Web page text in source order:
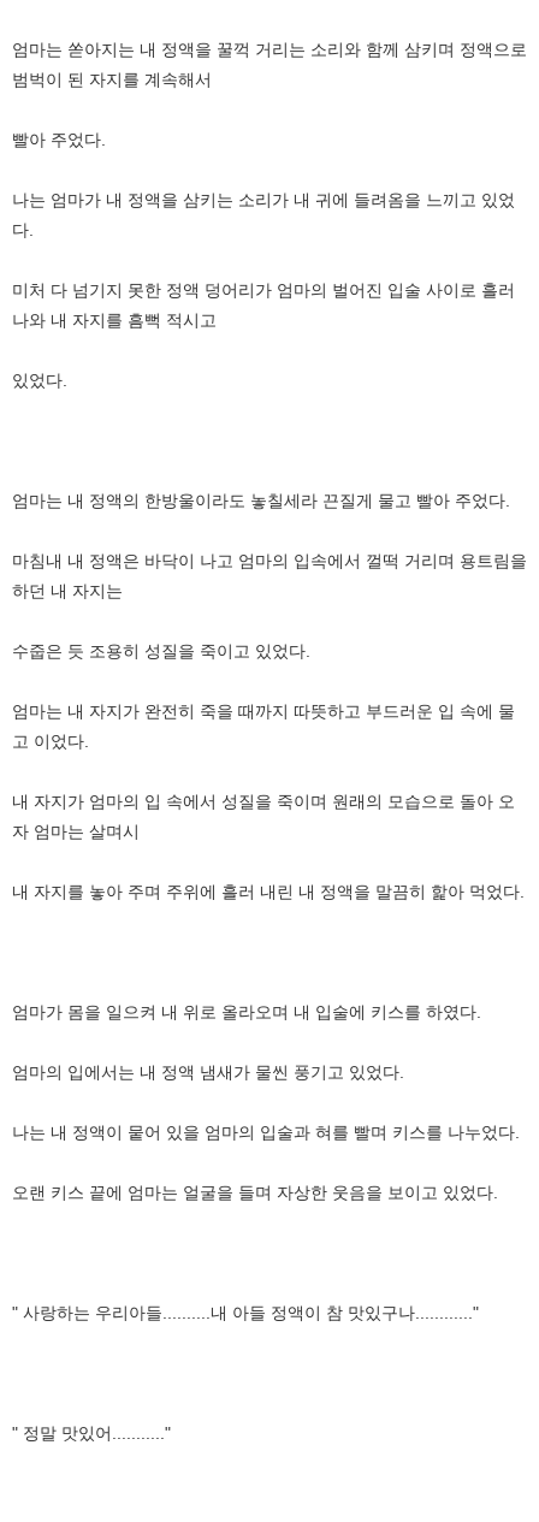
엄마는 쏟아지는 내 정액을 꿀꺽 거리는 소리와 함께 삼키며 정액으로
범벅이 된 자지를 계속해서
빨아 주었다.
나는 엄마가 내 정액을 삼키는 소리가 내 귀에 들려옴을 느끼고 있었
다.
미처 다 넘기지 못한 정액 덩어리가 엄마의 벌어진 입술 사이로 흘러
나와 내 자지를 흠뻑 적시고
있었다.
엄마는 내 정액의 한방울이라도 놓칠세라 끈질게 물고 빨아 주었다.
마침내 내 정액은 바닥이 나고 엄마의 입속에서 껄떡 거리며 용트림을
하던 내 자지는
수줍은 듯 조용히 성질을 죽이고 있었다.
엄마는 내 자지가 완전히 죽을 때까지 따뜻하고 부드러운 입 속에 물
고 이었다.
내 자지가 엄마의 입 속에서 성질을 죽이며 원래의 모습으로 돌아 오
자 엄마는 살며시
내 자지를 놓아 주며 주위에 흘러 내린 내 정액을 말끔히 핥아 먹었다.
엄마가 몸을 일으켜 내 위로 올라오며 내 입술에 키스를 하였다.
엄마의 입에서는 내 정액 냄새가 물씬 풍기고 있었다.
나는 내 정액이 뭍어 있을 엄마의 입술과 혀를 빨며 키스를 나누었다.
오랜 키스 끝에 엄마는 얼굴을 들며 자상한 웃음을 보이고 있었다.
" 사랑하는 우리아들..........내 아들 정액이 참 맛있구나............"
" 정말 맛있어..........."